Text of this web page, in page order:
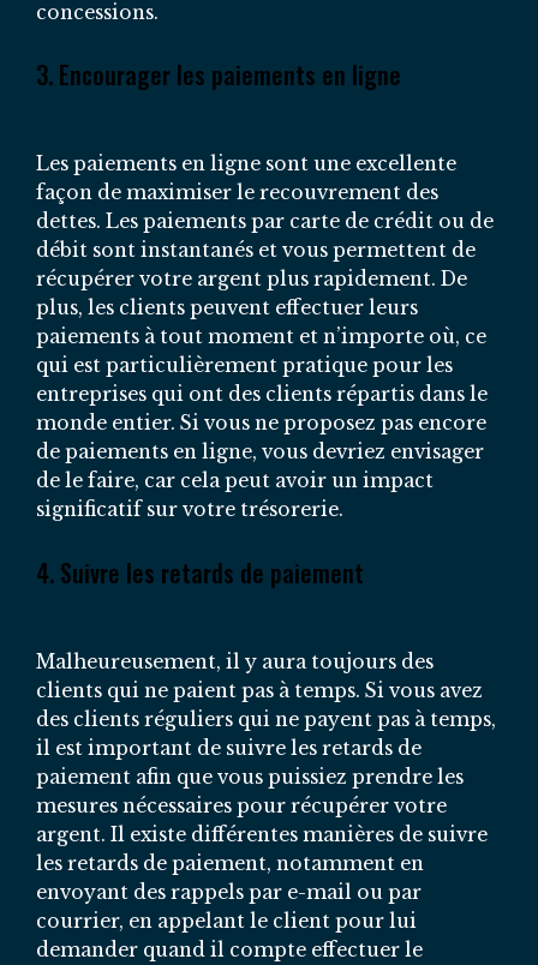
concessions.
3. Encourager les paiements en ligne
Les paiements en ligne sont une excellente
façon de maximiser le recouvrement des
dettes. Les paiements par carte de crédit ou de
débit sont instantanés et vous permettent de
récupérer votre argent plus rapidement. De
plus, les clients peuvent effectuer leurs
paiements à tout moment et n’importe où, ce
qui est particulièrement pratique pour les
entreprises qui ont des clients répartis dans le
monde entier. Si vous ne proposez pas encore
de paiements en ligne, vous devriez envisager
de le faire, car cela peut avoir un impact
significatif sur votre trésorerie.
4. Suivre les retards de paiement
Malheureusement, il y aura toujours des
clients qui ne paient pas à temps. Si vous avez
des clients réguliers qui ne payent pas à temps,
il est important de suivre les retards de
paiement afin que vous puissiez prendre les
mesures nécessaires pour récupérer votre
argent. Il existe différentes manières de suivre
les retards de paiement, notamment en
envoyant des rappels par e-mail ou par
courrier, en appelant le client pour lui
demander quand il compte effectuer le